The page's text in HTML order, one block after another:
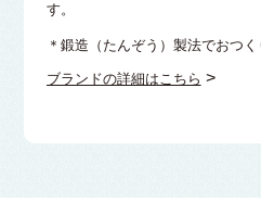
す。
＊鍛造（たんぞう）製法でおつ
ブランドの詳細はこちら >